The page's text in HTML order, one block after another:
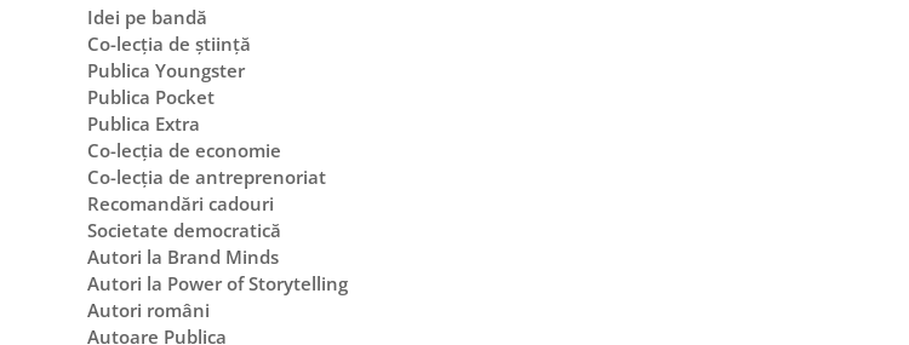
Idei pe bandă
Co-lecția de știință
Publica Youngster
Publica Pocket
Publica Extra
Co-lecția de economie
Co-lecția de antreprenoriat
Recomandări cadouri
Societate democratică
Autori la Brand Minds
Autori la Power of Storytelling
Autori români
Autoare Publica